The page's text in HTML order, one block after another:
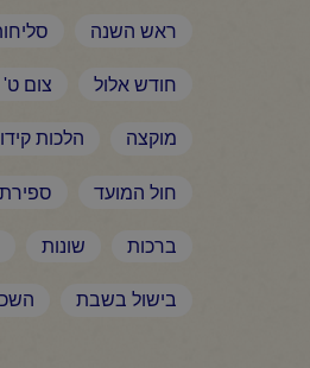
ראש השנה
חודש אלול צום
מוקצה הלכות
חול המועד
ברכות שונות
בישול בשבת